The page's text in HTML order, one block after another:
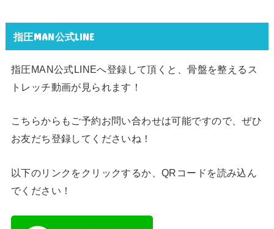
指圧MAN公式LINE
指圧MAN公式LINEへ登録して頂くと、骨盤を整えるス
トレッチ動画が見られます！
こちらからもご予約お問い合わせは可能ですので、ぜひ
お友だち登録してくださいね！
以下のリンクをクリックするか、QRコードを読み込ん
でください！